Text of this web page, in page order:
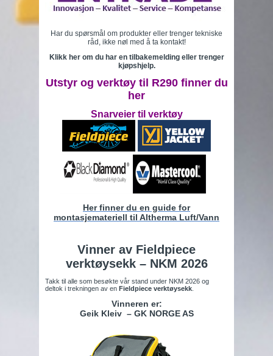
Har du spørsmål om produkter eller trenger tekniske
råd, ikke nøl med å ta kontakt!
Klikk her om du har en tilbakemelding eller trenger
kjøpshjelp.
Utstyr og verktøy til R290 finner du
her
Snarveier til verktøy
Her finner du en guide for
montasjemateriell til Altherma Luft/Vann
Vinner av Fieldpiece
verktøysekk – NKM 2026
Takk til alle som besøkte vår stand under NKM 2026 og
deltok i trekningen av en Fieldpiece verktøysekk
Vinneren er:
Geik Kleiv – GK NORGE AS